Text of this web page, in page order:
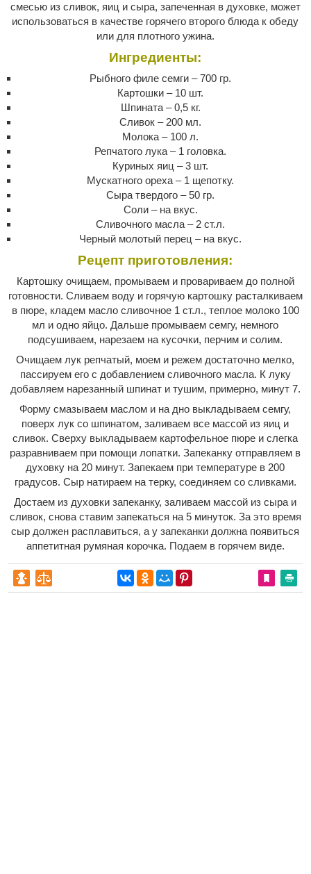
смесью из сливок, яиц и сыра, запеченная в духовке, может
использоваться в качестве горячего второго блюда к обеду
или для плотного ужина.
Ингредиенты:
Рыбного филе семги – 700 гр.
Картошки – 10 шт.
Шпината – 0,5 кг.
Сливок – 200 мл.
Молока – 100 л.
Репчатого лука – 1 головка.
Куриных яиц – 3 шт.
Мускатного ореха – 1 щепотку.
Сыра твердого – 50 гр.
Соли – на вкус.
Сливочного масла – 2 ст.л.
Черный молотый перец – на вкус.
Рецепт приготовления:
Картошку очищаем, промываем и провариваем до полной
готовности. Сливаем воду и горячую картошку расталкиваем
в пюре, кладем масло сливочное 1 ст.л., теплое молоко 100
мл и одно яйцо. Дальше промываем семгу, немного
подсушиваем, нарезаем на кусочки, перчим и солим.
Очищаем лук репчатый, моем и режем достаточно мелко,
пассируем его с добавлением сливочного масла. К луку
добавляем нарезанный шпинат и тушим, примерно, минут 7.
Форму смазываем маслом и на дно выкладываем семгу,
поверх лук со шпинатом, заливаем все массой из яиц и
сливок. Сверху выкладываем картофельное пюре и слегка
разравниваем при помощи лопатки. Запеканку отправляем в
духовку на 20 минут. Запекаем при температуре в 200
градусов. Сыр натираем на терку, соединяем со сливками.
Достаем из духовки запеканку, заливаем массой из сыра и
сливок, снова ставим запекаться на 5 минуток. За это время
сыр должен расплавиться, а у запеканки должна появиться
аппетитная румяная корочка. Подаем в горячем виде.